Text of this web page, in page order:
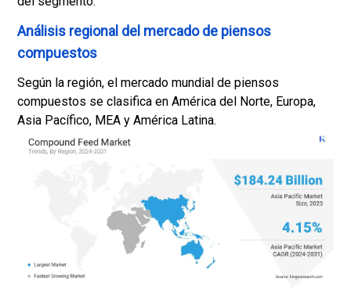
Análisis regional del mercado de piensos
compuestos
Según la región, el mercado mundial de piensos
compuestos se clasifica en América del Norte, Europa,
Asia Pacífico, MEA y América Latina.